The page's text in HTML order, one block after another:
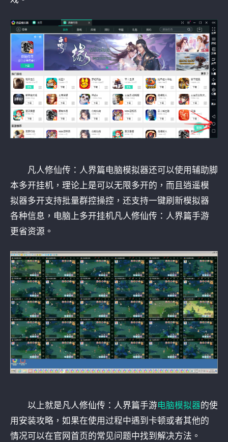
凡人修仙传：人界篇电脑模拟器还可以使用辅助脚
本多开挂机，理论上是可以无限多开的，而且逍遥模
拟器多开支持批量群控操控，还支持一键刷新模拟器
各种信息，电脑上多开挂机凡人修仙传：人界篇手游
更省资源。
以上就是凡人修仙传：人界篇手游电脑模拟器的使
用安装攻略，如果在使用过程中遇到卡顿或者其他的
情况可以在官网首页的常见问题中找到解决方法。